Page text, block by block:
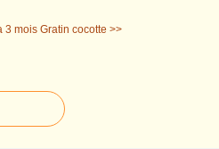
3 mois Gratin cocotte >>